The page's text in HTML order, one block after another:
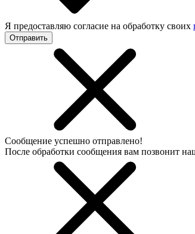
Я предоставляю согласие на обработку своих
Отправить
Сообщение успешно отправлено!
После обработки сообщения вам позвонит